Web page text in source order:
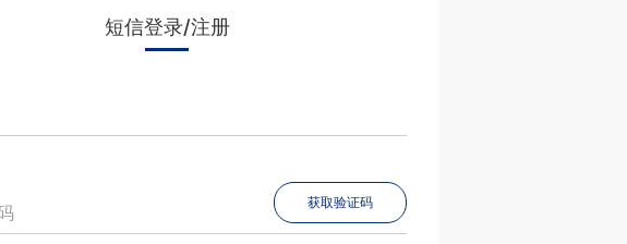
短信登录/注册
获取验证码